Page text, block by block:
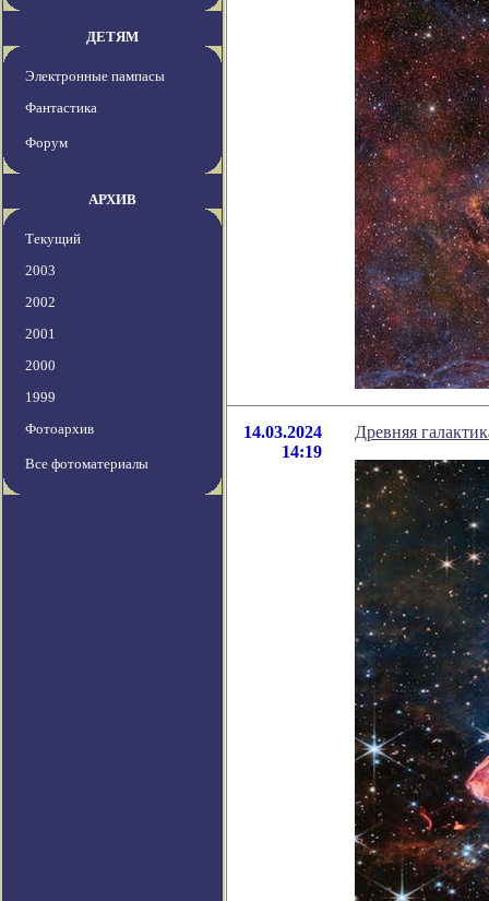
ДЕТЯМ
Электронные пампасы
Фантастика
Форум
АРХИВ
Текущий
2003
2002
2001
2000
1999
Фотоархив
Все фотоматериалы
14.03.2024
14:19
Древняя